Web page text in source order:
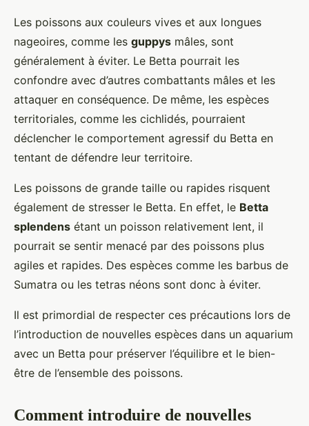
Les poissons aux couleurs vives et aux longues
nageoires, comme les guppys mâles, sont
généralement à éviter. Le Betta pourrait les
confondre avec d’autres combattants mâles et les
attaquer en conséquence. De même, les espèces
territoriales, comme les cichlidés, pourraient
déclencher le comportement agressif du Betta en
tentant de défendre leur territoire.
Les poissons de grande taille ou rapides risquent
également de stresser le Betta. En effet, le Betta
splendens étant un poisson relativement lent, il
pourrait se sentir menacé par des poissons plus
agiles et rapides. Des espèces comme les barbus de
Sumatra ou les tetras néons sont donc à éviter.
Il est primordial de respecter ces précautions lors de
l’introduction de nouvelles espèces dans un aquarium
avec un Betta pour préserver l’équilibre et le bien-
être de l’ensemble des poissons.
Comment introduire de nouvelles